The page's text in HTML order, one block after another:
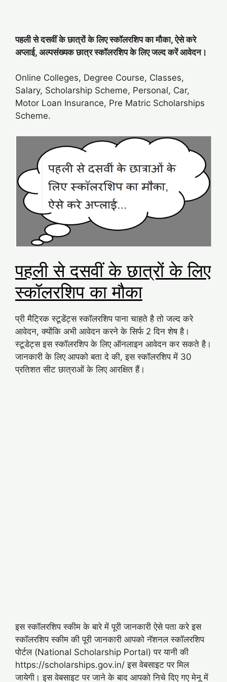
पहली से दसवीं के छात्रों के लिए स्कॉलरशिप का मौका, ऐसे करे
अप्लाई, अल्पसंख्यक छात्र स्कॉलरशिप के लिए जल्द करें आवेदन।
Online Colleges, Degree Course, Classes,
Salary, Scholarship Scheme, Personal, Car,
Motor Loan Insurance, Pre Matric Scholarships
Scheme.
पहली से दसवीं के छात्रों के लिए
स्कॉलरशिप का मौका
प्री मैट्रिक स्टूडेंट्स स्कॉलरशिप पाना चाहते है तो जल्द करे
आवेदन, क्योंकि अभी आवेदन करने के सिर्फ 2 दिन शेष है।
स्टूडेट्स इस स्कॉलरशिप के लिए ऑनलाइन आवेदन कर सकते है।
जानकारी के लिए आपको बता दे की, इस स्कॉलरशिप में 30
प्रतिशत सीट छात्राओं के लिए आरक्षित हैं।
इस स्कॉलरशिप स्कीम के बारे में पूरी जानकारी ऐसे पता करे इस
स्कॉलरशिप स्कीम की पूरी जानकारी आपको नॅशनल स्कॉलरशिप
पोर्टल (National Scholarship Portal) पर यानी की
https://scholarships.gov.in/ इस वेबसाइट पर मिल
जायेगी। इस वेबसाइट पर जाने के बाद आपको निचे दिए गए मेनू में